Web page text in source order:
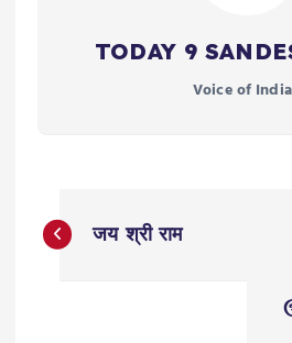
TODAY 9
Voice of
P
o
जय श्री राम